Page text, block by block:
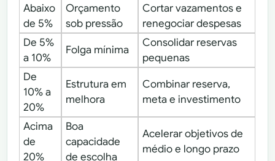
Abaixo
de 5%
Orçamento
sob pressão
Cortar vazamentos e
renegociar despesas
De 5%
a 10%
Folga mínima
Consolidar reservas
pequenas
De
10% a
20%
Estrutura em
melhora
Combinar reserva,
meta e investimento
Acima
de
20%
Boa
capacidade
de escolha
Acelerar objetivos de
médio e longo prazo